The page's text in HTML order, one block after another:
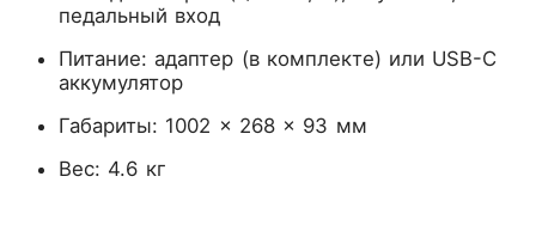
педальный вход
Питание: адаптер (в комплекте) или USB-C
аккумулятор
Габариты: 1002 × 268 × 93 мм
Вес: 4.6 кг